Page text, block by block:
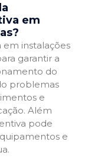
em
instalações
garantir a
do
problemas
e
Além
pode
e